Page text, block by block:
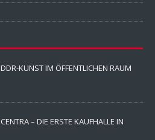
DDR-KUNST IM ÖFFENTLICHEN RAUM
CENTRA – DIE ERSTE KAUFHALLE IN